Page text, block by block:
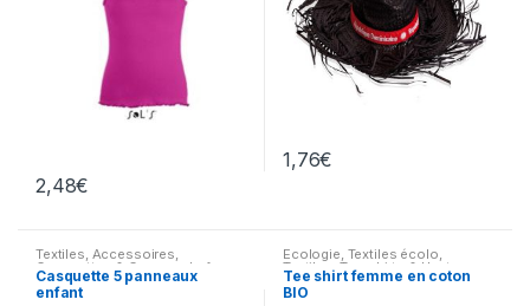
2,48€
1,76€
Textiles, Accessoires,
Casquettes & Couvre-chefs
divers
Casquette 5 panneaux
enfant
Ecologie, Textiles écolo,
Textiles , Tee-shirts & Hauts
divers
Tee shirt femme en coton
BIO